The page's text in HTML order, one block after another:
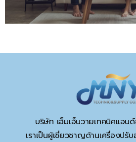
บริษัท เอ็มเอ็นวายเทคนิคแอ
เราเป็นผู้เชี่ยวชาญด้านเครื่องปรั